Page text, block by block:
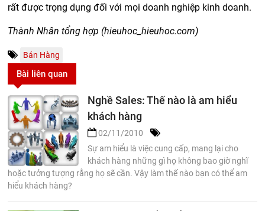
rất được trọng dụng đối với mọi doanh nghiệp kinh doanh.
Thành Nhân tổng hợp (hieuhoc_hieuhoc.com)
Bán Hàng
Bài liên quan
Nghề Sales: Thế nào là am hiểu
khách hàng
02/11/2010
Sự am hiểu là việc cung cấp, mang lại cho
khách hàng những gì họ không bao giờ nghĩ
hoặc tưởng tượng rằng họ sẽ cần. Vậy làm thế nào bạn có thể am
hiểu khách hàng?